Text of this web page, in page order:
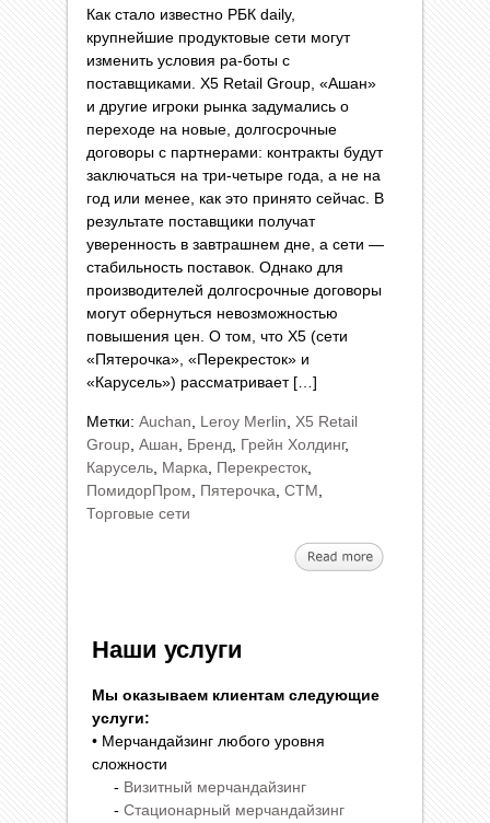
Как стало известно РБК daily,
крупнейшие продуктовые сети могут
изменить условия ра-боты с
поставщиками. X5 Retail Group, «Ашан»
и другие игроки рынка задумались о
переходе на новые, долгосрочные
договоры с партнерами: контракты будут
заключаться на три-четыре года, а не на
год или менее, как это принято сейчас. В
результате поставщики получат
уверенность в завтрашнем дне, а сети —
стабильность поставок. Однако для
производителей долгосрочные договоры
могут обернуться невозможностью
повышения цен. О том, что X5 (сети
«Пятерочка», «Перекресток» и
«Карусель») рассматривает […]
Метки: Auchan Leroy Merlin
X5 Retail
Group Ашан Бренд Грейн Холдинг,
Карусель Марка Перекресток
ПомидорПром
Пятерочка СТМ
Торговые сети
Наши услуги
Мы оказываем клиентам следующие
услуги:
• Мерчандайзинг любого уровня
сложности
- Визитный мерчандайзинг
- Стационарный мерчандайзинг